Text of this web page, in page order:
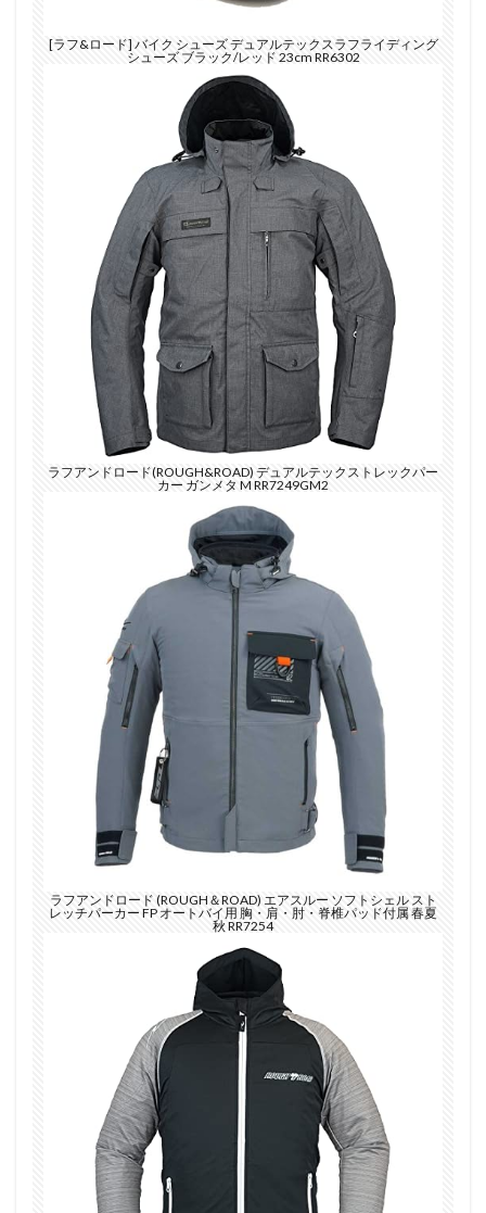
[ラフ&ロード] バイク シューズ デュアルテックスラフライディング
シューズ ブラック/レッド 23cm RR6302
ラフアンドロード(ROUGH&ROAD) デュアルテックストレックパー
カー ガンメタ M RR7249GM2
ラフアンドロード (ROUGH＆ROAD) エアスルー ソフトシェル スト
レッチパーカー FP オートバイ用 胸・肩・肘・脊椎パッド付属 春夏
秋 RR7254